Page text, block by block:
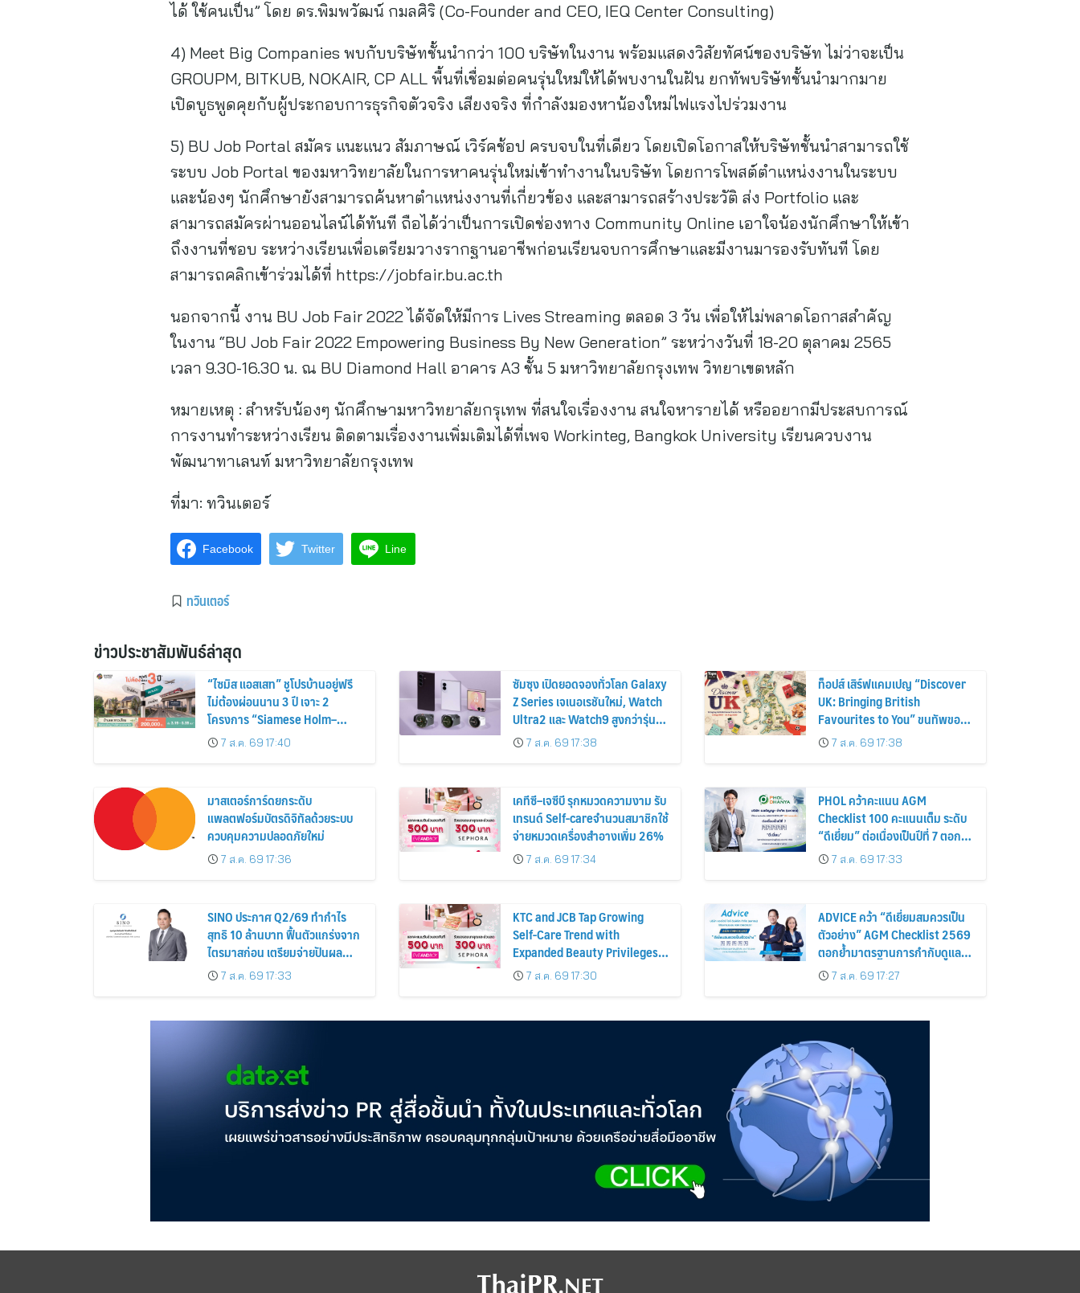
ได้ ใช้คนเป็น” โดย ดร.พิมพวัฒน์ กมลศิริ (Co-Founder and CEO, IEQ Center Consulting)
4) Meet Big Companies พบกับบริษัทชั้นนำกว่า 100 บริษัทในงาน พร้อมแสดงวิสัยทัศน์ของบริษัท ไม่ว่าจะเป็น
GROUPM, BITKUB, NOKAIR, CP ALL พื้นที่เชื่อมต่อคนรุ่นใหม่ให้ได้พบงานในฝัน ยกทัพบริษัทชั้นนำมากมาย
เปิดบูธพูดคุยกับผู้ประกอบการธุรกิจตัวจริง เสียงจริง ที่กำลังมองหาน้องใหม่ไฟแรงไปร่วมงาน
5) BU Job Portal สมัคร แนะแนว สัมภาษณ์ เวิร์คช้อป ครบจบในที่เดียว โดยเปิดโอกาสให้บริษัทชั้นนำสามารถใช้
ระบบ Job Portal ของมหาวิทยาลัยในการหาคนรุ่นใหม่เข้าทำงานในบริษัท โดยการโพสต์ตำแหน่งงานในระบบ
และน้องๆ นักศึกษายังสามารถค้นหาตำแหน่งงานที่เกี่ยวข้อง และสามารถสร้างประวัติ ส่ง Portfolio และ
สามารถสมัครผ่านออนไลน์ได้ทันที ถือได้ว่าเป็นการเปิดช่องทาง Community Online เอาใจน้องนักศึกษาให้เข้า
ถึงงานที่ชอบ ระหว่างเรียนเพื่อเตรียมวางรากฐานอาชีพก่อนเรียนจบการศึกษาและมีงานมารองรับทันที โดย
สามารถคลิกเข้าร่วมได้ที่ https://jobfair.bu.ac.th
นอกจากนี้ งาน BU Job Fair 2022 ได้จัดให้มีการ Lives Streaming ตลอด 3 วัน เพื่อให้ไม่พลาดโอกาสสำคัญ
ในงาน “BU Job Fair 2022 Empowering Business By New Generation” ระหว่างวันที่ 18-20 ตุลาคม 2565
เวลา 9.30-16.30 น. ณ BU Diamond Hall อาคาร A3 ชั้น 5 มหาวิทยาลัยกรุงเทพ วิทยาเขตหลัก
หมายเหตุ : สำหรับน้องๆ นักศึกษามหาวิทยาลัยกรุเทพ ที่สนใจเรื่องงาน สนใจหารายได้ หรืออยากมีประสบการณ์
การงานทำระหว่างเรียน ติดตามเรื่องงานเพิ่มเติมได้ที่เพจ Workinteg, Bangkok University เรียนควบงาน
พัฒนาทาเลนท์ มหาวิทยาลัยกรุงเทพ
ที่มา: ทวินเตอร์
Facebook Twitter Line
ทวินเตอร์
ข่าวประชาสัมพันธ์ล่าสุด
“ไซมิส แอสเสท” ชูโปรบ้านอยู่ฟรี
ไม่ต้องผ่อนนาน 3 ปี เจาะ 2
โครงการ “Siamese Holm–
Siamese Blossom” พร้อม
ส่วนลดและสิทธิพิเศษถึง 31
7 ส.ค. 69 17:40
ซัมซุง เปิดยอดจองทั่วโลก Galaxy
Z Series เจเนอเรชันใหม่, Watch
Ultra2 และ Watch9 สูงกว่ารุ่น
ก่อนหน้ากว่า 30%
7 ส.ค. 69 17:38
ท็อปส์ เสิร์ฟแคมเปญ “Discover
UK: Bringing British
Favourites to You” ขนทัพของ
อร่อยและไอเท็มฮิตจากสหราช
อาณาจักร ส่งตรงถึงมือตั้งแต่วัน
7 ส.ค. 69 17:38
มาสเตอร์การ์ดยกระดับ
แพลตฟอร์มบัตรดิจิทัลด้วยระบบ
ควบคุมความปลอดภัยใหม่
7 ส.ค. 69 17:36
เคทีซี–เจซีบี รุกหมวดความงาม รับ
เทรนด์ Self-careจำนวนสมาชิกใช้
จ่ายหมวดเครื่องสำอางเพิ่ม 26%
7 ส.ค. 69 17:34
PHOL คว้าคะแนน AGM
Checklist 100 คะแนนเต็ม ระดับ
“ดีเยี่ยม” ต่อเนื่องเป็นปีที่ 7 ตอกย้ำ
การดำเนินธุรกิจตามหลักธรรมาภิ
บาล โปร่งใส สร้างความเชื่อมั่นผู้
7 ส.ค. 69 17:33
SINO ประกาศ Q2/69 ทำกำไร
สุทธิ 10 ล้านบาท ฟื้นตัวแกร่งจาก
ไตรมาสก่อน เตรียมจ่ายปันผล
ระหว่างกาล 0.014423 บาทต่อหุ้น
ครึ่งปีหลังมุ่งเติบโตต่อเนื่อง
7 ส.ค. 69 17:33
KTC and JCB Tap Growing
Self-Care Trend with
Expanded Beauty Privileges
Number of KTC JCB
Cardmembers Spending on
7 ส.ค. 69 17:30
ADVICE คว้า “ดีเยี่ยมสมควรเป็น
ตัวอย่าง” AGM Checklist 2569
ตอกย้ำมาตรฐานการกำกับดูแล
กิจการที่ดี
7 ส.ค. 69 17:27